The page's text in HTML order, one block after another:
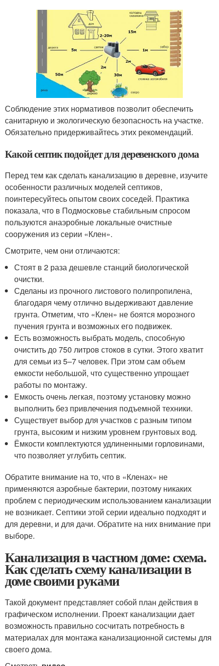
Соблюдение этих нормативов позволит обеспечить
санитарную и экологическую безопасность на участке.
Обязательно придерживайтесь этих рекомендаций.
Какой септик подойдет для деревенского дома
Перед тем как сделать канализацию в деревне, изучите
особенности различных моделей септиков,
поинтересуйтесь опытом своих соседей. Практика
показала, что в Подмосковье стабильным спросом
пользуются анаэробные локальные очистные
сооружения из серии «Клен».
Смотрите, чем они отличаются:
Стоят в 2 раза дешевле станций биологической
очистки.
Сделаны из прочного листового полипропилена,
благодаря чему отлично выдерживают давление
грунта. Отметим, что «Клен» не боятся морозного
пучения грунта и возможных его подвижек.
Есть возможность выбрать модель, способную
очистить до 750 литров стоков в сутки. Этого хватит
для семьи из 5–7 человек. При этом сам объем
емкости небольшой, что существенно упрощает
работы по монтажу.
Емкость очень легкая, поэтому установку можно
выполнить без привлечения подъемной техники.
Существует выбор для участков с разным типом
грунта, высоким и низким уровнем грунтовых вод.
Ёмкости комплектуются удлиненными горловинами,
что позволяет углубить септик.
Обратите внимание на то, что в «Кленах» не
применяются аэробные бактерии, поэтому никаких
проблем с периодическим использованием канализации
не возникает. Септики этой серии идеально подходят и
для деревни, и для дачи. Обратите на них внимание при
выборе.
Канализация в частном доме: схема.
Как сделать схему канализации в
доме своими руками
Такой документ представляет собой план действия в
графическом исполнении. Проект канализации дает
возможность правильно сосчитать потребность в
материалах для монтажа канализационной системы для
своего дома.